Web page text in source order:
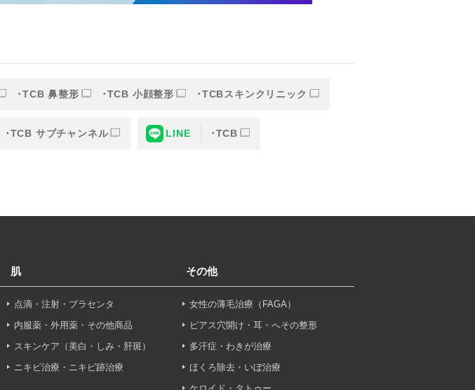
う確保します。
、訂正、更新、削除、利用停止その他お問い合わせについ
TCB 鼻整形 TCB 小顔整形 TCBスキンクリニック
TCB サブチャンネル LINE TCB
肌
点滴・注射・プラセンタ
内服薬・外用薬・その他商品
スキンケア（美白・しみ・肝斑）
ニキビ治療・ニキビ跡治療
その他
女性の薄毛治療（FAGA）
ピアス穴開け・耳・へその整形
多汗症・わきが治療
ほくろ除去・いぼ治療